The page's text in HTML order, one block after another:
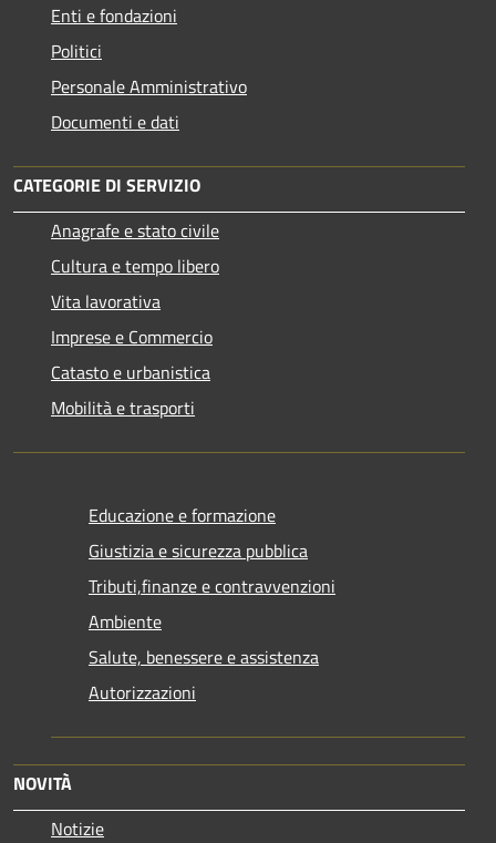
Enti e fondazioni
Politici
Personale Amministrativo
Documenti e dati
CATEGORIE DI SERVIZIO
Anagrafe e stato civile
Cultura e tempo libero
Vita lavorativa
Imprese e Commercio
Catasto e urbanistica
Mobilità e trasporti
Educazione e formazione
Giustizia e sicurezza pubblica
Tributi,finanze e contravvenzioni
Ambiente
Salute, benessere e assistenza
Autorizzazioni
NOVITÀ
Notizie